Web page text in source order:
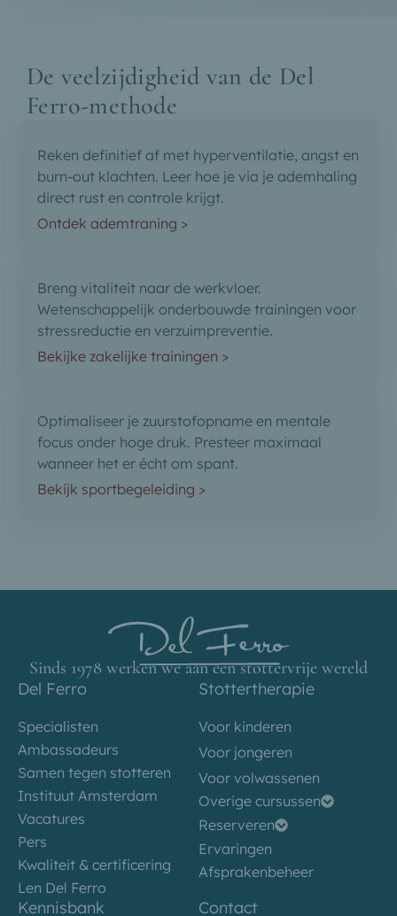
De veelzijdigheid van de Del
Ferro-methode
Reken definitief af met hyperventilatie, angst en
burn-out klachten. Leer hoe je via je ademhaling
direct rust en controle krijgt.
Ontdek ademtraning >
Breng vitaliteit naar de werkvloer.
Wetenschappelijk onderbouwde trainingen voor
stressreductie en verzuimpreventie.
Bekijke zakelijke trainingen >
Optimaliseer je zuurstofopname en mentale
focus onder hoge druk. Presteer maximaal
wanneer het er écht om spant.
Bekijk sportbegeleiding >
Sinds 1978 werken we aan een stottervrije wereld
Del Ferro
Specialisten
Ambassadeurs
Samen tegen stotteren
Instituut Amsterdam
Vacatures
Pers
Kwaliteit & certificering
Len Del Ferro
Stottertherapie
Voor kinderen
Voor jongeren
Voor volwassenen
Overige cursussen
Reserveren
Ervaringen
Afsprakenbeheer
Kennisbank Contact